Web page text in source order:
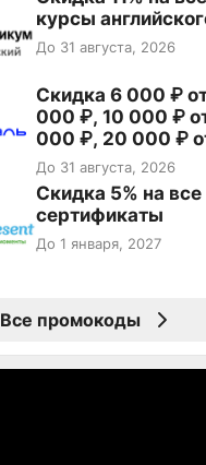
курсы
До 31 августа, 2026
Скидка 6 000 ₽
000 ₽, 10 000 ₽
000 ₽, 20 000 ₽
30 000 ₽ и 35 000
от 50 000 ₽ на
первый и все
повторные заказы
промокоду
До 31 августа, 2026
Скидка 5% на все
сертификаты
До 1 января, 2027
Все промокоды